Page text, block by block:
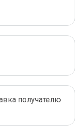
получателю